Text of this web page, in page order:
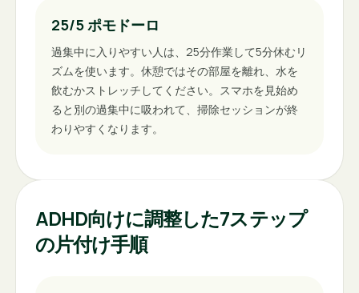
25/5 ポモドーロ
過集中に入りやすい人は、25分作業して5分休むリ
ズムを使います。休憩ではその部屋を離れ、水を
飲むかストレッチしてください。スマホを見始め
ると別の過集中に吸われて、掃除セッションが終
わりやすくなります。
ADHD向けに調整した7ステップ
の片付け手順